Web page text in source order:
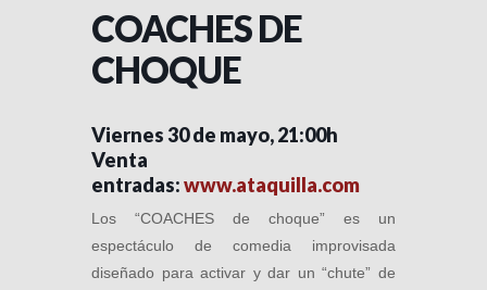
COACHES DE
CHOQUE
Viernes 30 de mayo, 21:00h
Venta
entradas:www.ataquilla.com
Los “COACHES de choque” es un
espectáculo de comedia improvisada
diseñado para activar y dar un “chute” de